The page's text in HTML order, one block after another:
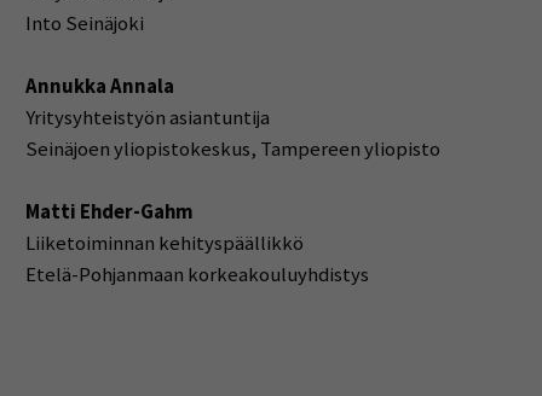
Into Seinäjoki
Annukka Annala
Yritysyhteistyön asiantuntija
Seinäjoen yliopistokeskus, Tampereen yliopisto
Matti Ehder-Gahm
Liiketoiminnan kehityspäällikkö
Etelä-Pohjanmaan korkeakouluyhdistys